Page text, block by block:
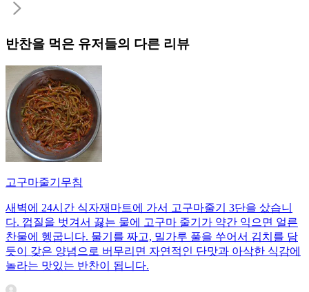
반찬을 먹은 유저들의 다른 리뷰
고구마줄기무침
새벽에 24시간 식자재마트에 가서 고구마줄기 3단을 샀습니
다. 껍질을 벗겨서 끓는 물에 고구마 줄기가 약간 익으면 얼른
찬물에 헹굽니다. 물기를 짜고, 밀가루 풀을 쑤어서 김치를 담
듯이 갖은 양념으로 버무리면 자연적인 단맛과 아삭한 식감에
놀라는 맛있는 반찬이 됩니다.